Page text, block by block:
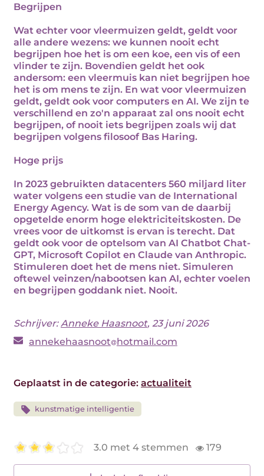
Begrijpen
Wat echter voor vleermuizen geldt, geldt voor
alle andere wezens: we kunnen nooit echt
begrijpen hoe het is om een koe, een vis of een
vlinder te zijn. Bovendien geldt het ook
andersom: een vleermuis kan niet begrijpen hoe
het is om mens te zijn. En wat voor vleermuizen
geldt, geldt ook voor computers en AI. We zijn te
verschillend en zo'n apparaat zal ons nooit echt
begrijpen, of nooit iets begrijpen zoals wij dat
begrijpen volgens filosoof Bas Haring.
Hoge prijs
In 2023 gebruikten datacenters 560 miljard liter
water volgens een studie van de International
Energy Agency. Wat is de som van de daarbij
opgetelde enorm hoge elektriciteitskosten. De
vrees voor de uitkomst is ervan is terecht. Dat
geldt ook voor de optelsom van AI Chatbot Chat-
GPT, Microsoft Copilot en Claude van Anthropic.
Stimuleren doet het de mens niet. Simuleren
oftewel veinzen/nabootsen kan AI, echter voelen
en begrijpen goddank niet. Nooit.
Schrijver:Anneke Haasnoot, 23 juni 2026
annekehaasnoot hotmail.com
Geplaatst in de categorie: actualiteit
kunstmatige intelligentie
3.0 met 4 stemmen 179